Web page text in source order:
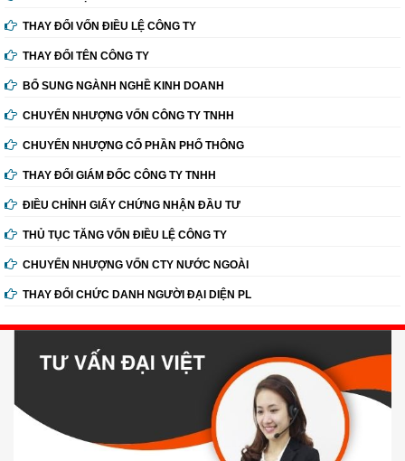
THAY ĐỔI VỐN ĐIỀU LỆ CÔNG TY
THAY ĐỔI TÊN CÔNG TY
BỔ SUNG NGÀNH NGHỀ KINH DOANH
CHUYỂN NHƯỢNG VỐN CÔNG TY TNHH
CHUYỂN NHƯỢNG CỔ PHẦN PHỔ THÔNG
THAY ĐỔI GIÁM ĐỐC CÔNG TY TNHH
ĐIỀU CHỈNH GIẤY CHỨNG NHẬN ĐẦU TƯ
THỦ TỤC TĂNG VỐN ĐIỀU LỆ CÔNG TY
CHUYỂN NHƯỢNG VỐN CTY NƯỚC NGOÀI
THAY ĐỔI CHỨC DANH NGƯỜI ĐẠI DIỆN PL